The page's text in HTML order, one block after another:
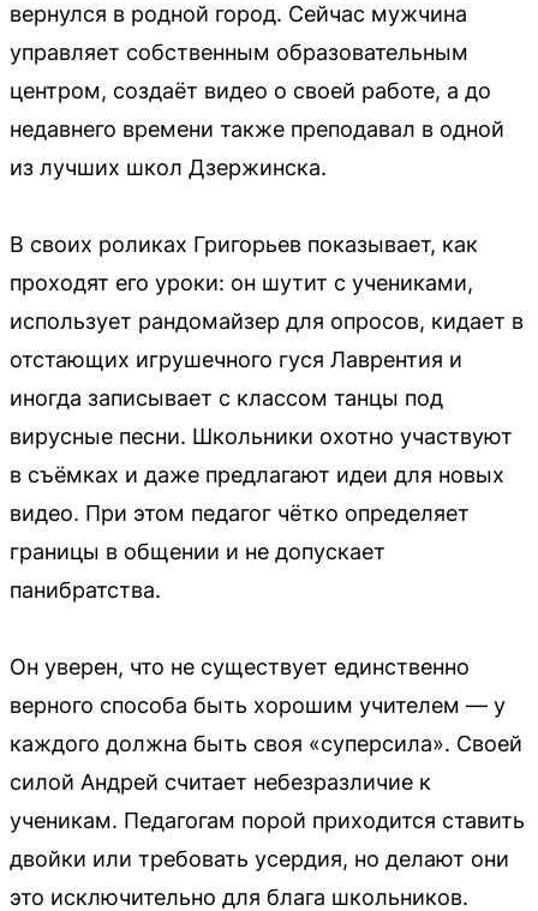
вернулся в родной город. Сейчас мужчина
управляет собственным образовательным
центром, создаёт видео о своей работе, а до
недавнего времени также преподавал в одной
из лучших школ Дзержинска.
В своих роликах Григорьев показывает, как
проходят его уроки: он шутит с учениками,
использует рандомайзер для опросов, кидает в
отстающих игрушечного гуся Лаврентия и
иногда записывает с классом танцы под
вирусные песни. Школьники охотно участвуют
в съёмках и даже предлагают идеи для новых
видео. При этом педагог чётко определяет
границы в общении и не допускает
панибратства.
Он уверен, что не существует единственно
верного способа быть хорошим учителем — у
каждого должна быть своя «суперсила». Своей
силой Андрей считает небезразличие к
ученикам. Педагогам порой приходится ставить
двойки или требовать усердия, но делают они
это исключительно для блага школьников.